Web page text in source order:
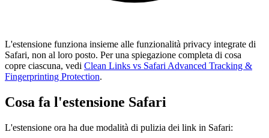
L'estensione funziona insieme alle funzionalità privacy integrate di
Safari, non al loro posto. Per una spiegazione completa di cosa
copre ciascuna, vedi Clean Links vs Safari Advanced Tracking &
Fingerprinting Protection.
Cosa fa l'estensione Safari
L'estensione ora ha due modalità di pulizia dei link in Safari: